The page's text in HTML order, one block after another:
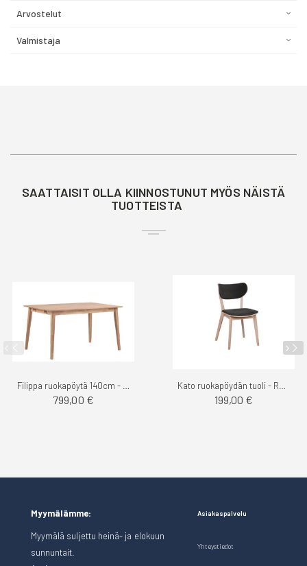
Arvostelut
Valmistaja
SAATTAISIT OLLA KIINNOSTUNUT MYÖS NÄISTÄ
TUOTTEISTA
799,00 € 199,00 €
Myymälämme:
Myymälä suljettu heinä- ja elokuun
sunnuntait.
Asiakaspalvelu
Yhteystiedot